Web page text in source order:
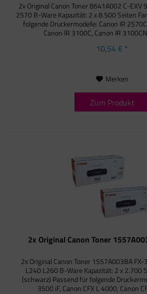
2x Original Canon Toner 8641A002 C-EXV
2570 B-Ware Kapazität: 2 x 8.500 Seiten
folgende Druckermodelle: Canon IR
Canon IR 3100C, Canon IR
10,54 € *
Merken
Zum Produkt
2x Original Canon Toner
2x Original Canon Toner 1557A003BA
L240 L260 B-Ware Kapazität: 2 x 2.700
(schwarz) Passend für folgende
3500 iF, Canon CFX L 4000, Canon